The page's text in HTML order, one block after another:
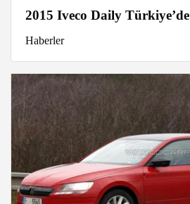
2015 Iveco Daily Türkiye’de
Haberler